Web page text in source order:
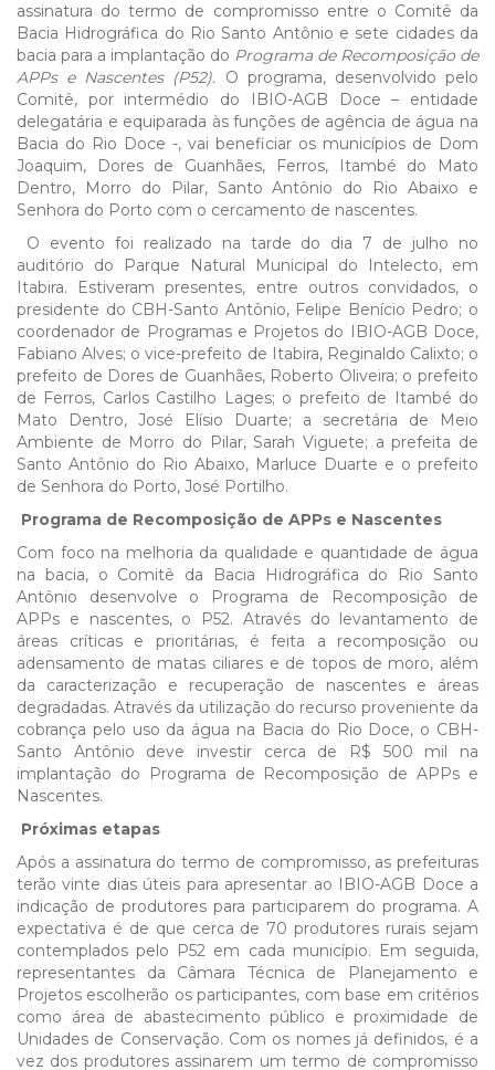
assinatura do termo de compromisso entre o Comitê da
Bacia Hidrográfica do Rio Santo Antônio e sete cidades da
bacia para a implantação do Programa de Recomposição de
APPs e Nascentes (P52). O programa, desenvolvido pelo
Comitê, por intermédio do IBIO-AGB Doce – entidade
delegatária e equiparada às funções de agência de água na
Bacia do Rio Doce -, vai beneficiar os municípios de Dom
Joaquim, Dores de Guanhães, Ferros, Itambé do Mato
Dentro, Morro do Pilar, Santo Antônio do Rio Abaixo e
Senhora do Porto com o cercamento de nascentes.
O evento foi realizado na tarde do dia 7 de julho no
auditório do Parque Natural Municipal do Intelecto, em
Itabira. Estiveram presentes, entre outros convidados, o
presidente do CBH-Santo Antônio, Felipe Benício Pedro; o
coordenador de Programas e Projetos do IBIO-AGB Doce,
Fabiano Alves; o vice-prefeito de Itabira, Reginaldo Calixto; o
prefeito de Dores de Guanhães, Roberto Oliveira; o prefeito
de Ferros, Carlos Castilho Lages; o prefeito de Itambé do
Mato Dentro, José Elísio Duarte; a secretária de Meio
Ambiente de Morro do Pilar, Sarah Viguete; a prefeita de
Santo Antônio do Rio Abaixo, Marluce Duarte e o prefeito
de Senhora do Porto, José Portilho.
Programa de Recomposição de APPs e Nascentes
Com foco na melhoria da qualidade e quantidade de água
na bacia, o Comitê da Bacia Hidrográfica do Rio Santo
Antônio desenvolve o Programa de Recomposição de
APPs e nascentes, o P52. Através do levantamento de
áreas críticas e prioritárias, é feita a recomposição ou
adensamento de matas ciliares e de topos de moro, além
da caracterização e recuperação de nascentes e áreas
degradadas. Através da utilização do recurso proveniente da
cobrança pelo uso da água na Bacia do Rio Doce, o CBH-
Santo Antônio deve investir cerca de R$ 500 mil na
implantação do Programa de Recomposição de APPs e
Nascentes.
Próximas etapas
Após a assinatura do termo de compromisso, as prefeituras
terão vinte dias úteis para apresentar ao IBIO-AGB Doce a
indicação de produtores para participarem do programa. A
expectativa é de que cerca de 70 produtores rurais sejam
contemplados pelo P52 em cada município. Em seguida,
representantes da Câmara Técnica de Planejamento e
Projetos escolherão os participantes, com base em critérios
como área de abastecimento público e proximidade de
Unidades de Conservação. Com os nomes já definidos, é a
vez dos produtores assinarem um termo de compromisso